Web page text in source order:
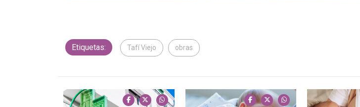
Etiquetas: Tafí Viejo obras